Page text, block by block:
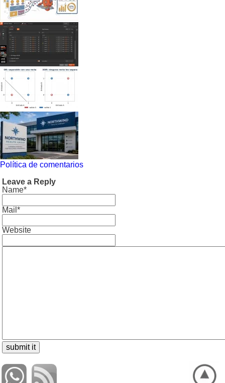
Política de comentarios
Leave a Reply
Name*
Mail*
Website